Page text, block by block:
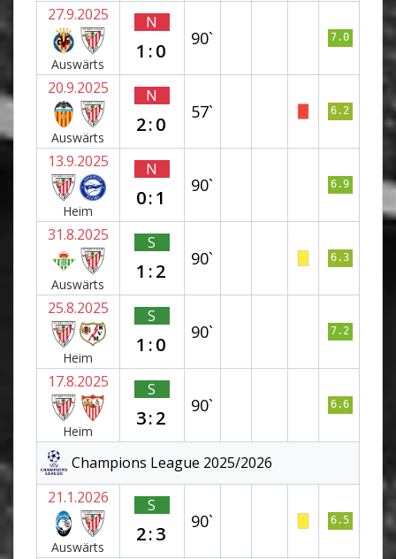
27.9.2025
Auswärts
N
1:0
90` 7.0
20.9.2025
Auswärts
N
2:0
57` 6.2
13.9.2025
Heim
N
0:1
90` 6.9
31.8.2025
Auswärts
S
1:2
90` 6.3
25.8.2025
Heim
S
1:0
90` 7.2
17.8.2025
Heim
S
3:2
90` 6.6
Champions League 2025/2026
21.1.2026
Auswärts
S
2:3
90` 6.5